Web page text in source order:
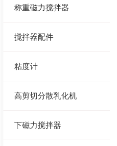
称重磁力搅拌器
搅拌器配件
粘度计
高剪切分散乳化机
下磁力搅拌器